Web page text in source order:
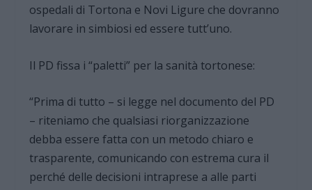
ospedali di Tortona e Novi Ligure che dovranno
lavorare in simbiosi ed essere tutt’uno.
Il PD fissa i “paletti” per la sanità tortonese:
“Prima di tutto – si legge nel documento del PD
– riteniamo che qualsiasi riorganizzazione
debba essere fatta con un metodo chiaro e
trasparente, comunicando con estrema cura il
perché delle decisioni intraprese a alle parti